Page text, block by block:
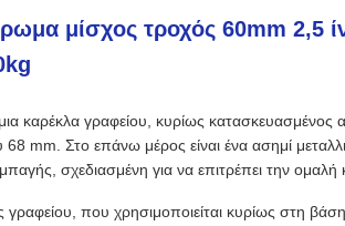
μίσχος τροχός 60mm 2,5
καρέκλα γραφείου, κυρίως κατασκευασμένος
68 mm. Στο επάνω μέρος είναι ένα ασημί
σχεδιασμένη για να επιτρέπει την ομαλή
γραφείου, που χρησιμοποιείται κυρίως στη